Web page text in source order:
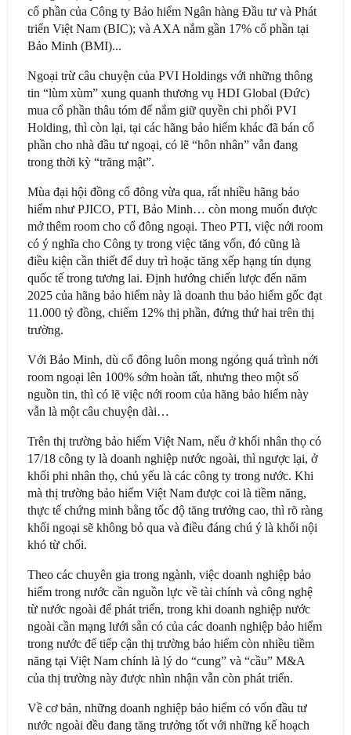
cổ phần của Công ty Bảo hiểm Ngân hàng Đầu tư và Phát
triển Việt Nam (BIC); và AXA nắm gần 17% cổ phần tại
Bảo Minh (BMI)...
Ngoại trừ câu chuyện của PVI Holdings với những thông
tin “lùm xùm” xung quanh thương vụ HDI Global (Đức)
mua cổ phần thâu tóm để nắm giữ quyền chi phối PVI
Holding, thì còn lại, tại các hãng bảo hiểm khác đã bán cổ
phần cho nhà đầu tư ngoại, có lẽ “hôn nhân” vẫn đang
trong thời kỳ “trăng mật”.
Mùa đại hội đồng cổ đông vừa qua, rất nhiều hãng bảo
hiểm như PJICO, PTI, Bảo Minh… còn mong muốn được
mở thêm room cho cổ đông ngoại. Theo PTI, việc nới room
có ý nghĩa cho Công ty trong việc tăng vốn, đó cũng là
điều kiện cần thiết để duy trì hoặc tăng xếp hạng tín dụng
quốc tế trong tương lai. Định hướng chiến lược đến năm
2025 của hãng bảo hiểm này là doanh thu bảo hiểm gốc đạt
11.000 tỷ đồng, chiếm 12% thị phần, đứng thứ hai trên thị
trường.
Với Bảo Minh, dù cổ đông luôn mong ngóng quá trình nới
room ngoại lên 100% sớm hoàn tất, nhưng theo một số
nguồn tin, thì có lẽ việc nới room của hãng bảo hiểm này
vẫn là một câu chuyện dài…
Trên thị trường bảo hiểm Việt Nam, nếu ở khối nhân thọ có
17/18 công ty là doanh nghiệp nước ngoài, thì ngược lại, ở
khối phi nhân thọ, chủ yếu là các công ty trong nước. Khi
mà thị trường bảo hiểm Việt Nam được coi là tiềm năng,
thực tế chứng minh bằng tốc độ tăng trưởng cao, thì rõ ràng
khối ngoại sẽ không bỏ qua và điều đáng chú ý là khối nội
khó từ chối.
Theo các chuyên gia trong ngành, việc doanh nghiệp bảo
hiểm trong nước cần nguồn lực về tài chính và công nghệ
từ nước ngoài để phát triển, trong khi doanh nghiệp nước
ngoài cần mạng lưới sẵn có của các doanh nghiệp bảo hiểm
trong nước để tiếp cận thị trường bảo hiểm còn nhiều tiềm
năng tại Việt Nam chính là lý do “cung” và “cầu” M&A
của thị trường này được nhìn nhận vẫn còn phát triển.
Về cơ bản, những doanh nghiệp bảo hiểm có vốn đầu tư
nước ngoài đều đang tăng trưởng tốt với những kế hoạch